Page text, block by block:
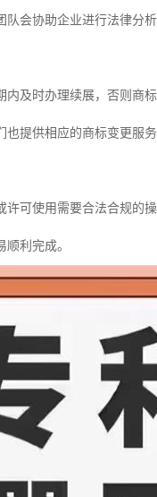
会协助企业进行法律分
及时办理续展，否则商标
提供相应的商标变更服
可使用需要合法合规的操
利完成。